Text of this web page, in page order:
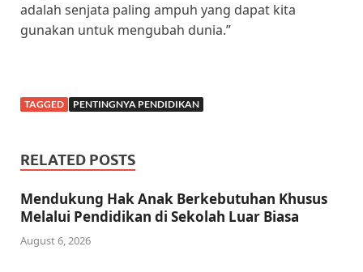
adalah senjata paling ampuh yang dapat kita
gunakan untuk mengubah dunia.”
TAGGED PENTINGNYA PENDIDIKAN
RELATED POSTS
Mendukung Hak Anak Berkebutuhan Khusus
Melalui Pendidikan di Sekolah Luar Biasa
August 6, 2026